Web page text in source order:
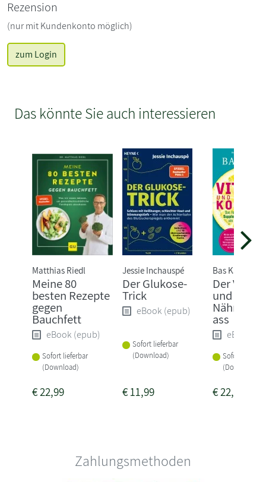
Rezension
(nur mit Kundenkonto möglich)
zum Login
Das könnte Sie auch interessieren
Matthias Riedl
Meine 80
besten Rezepte
gegen
Bauchfett
eBook (epub)
Sofort lieferbar
(Download)
€22,99
Jessie Inchauspé
Der Glukose-
Trick
eBook (epub)
Sofort lieferbar
(Download)
€11,99
Bas Kast
Der
und
ass
eBook
Sofort
(Download)
€22,99
Zahlungsmethoden